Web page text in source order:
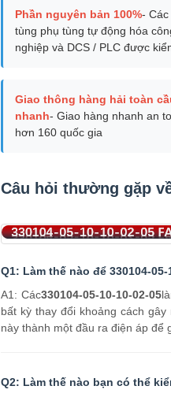
Phần nguyên bản 100%- Các
tùng phụ tùng tự động hóa
nghiệp và DCS / PLC được
Giao thông hàng hải toàn
nhanh- Giao hàng nhanh an
hơn 160 quốc gia
Câu hỏi thường gặp
Q1: Làm thế nào để 330104-
A1: Các330104-05-10-10-02-05
bất kỳ thay đổi khoảng cách
này thành một đầu ra điện áp để
Q2: Làm thế nào bạn có thể